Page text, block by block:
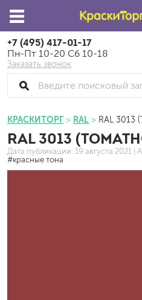
+7 (495) 417-01-17
Пн-Пт 10-20 Сб 10-18
Заказать звонок
КРАСКИТОРГ RAL RAL
RAL 3013
Дата публикации: 19 августа 2021 |
#красные тона